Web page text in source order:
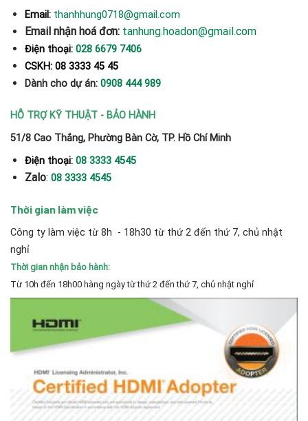
Email: thanhhung0718@gmail.com
Email nhận hoá đơn: tanhung.hoadon@gmail.com
Điện thoại: 028 6679 7406
CSKH: 08 3333 45 45
Dành cho dự án: 0908 444 989
HỖ TRỢ KỸ THUẬT - BẢO HÀNH
51/8 Cao Thắng, Phường Bàn Cờ, TP. Hồ Chí Minh
Điện thoại: 08 3333 4545
Zalo: 08 3333 4545
Thời gian làm việc
Công ty làm việc từ 8h - 18h30 từ thứ 2 đến thứ 7, chủ nhật
nghỉ
Thời gian nhận bảo hành:
Từ 10h đến 18h00 hàng ngày từ thứ 2 đến thứ 7, chủ nhật nghỉ